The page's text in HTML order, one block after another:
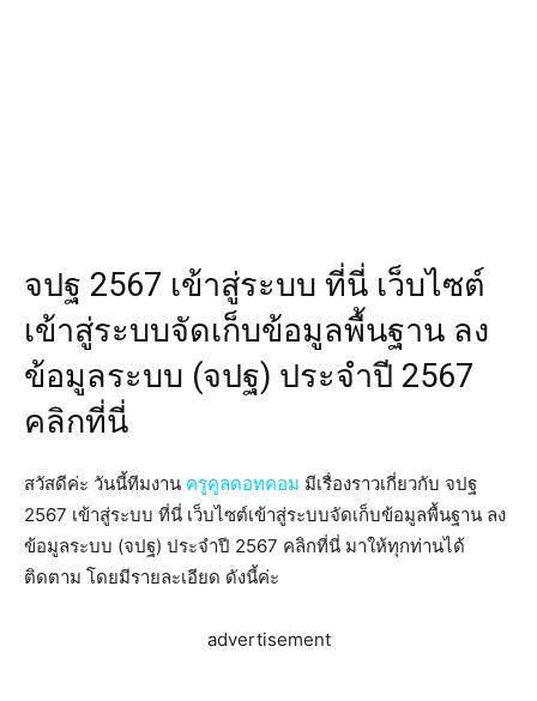
จปฐ 2567 เข้าสู่ระบบ ที่นี่ เว็บไซต์
เข้าสู่ระบบจัดเก็บข้อมูลพื้นฐาน ลง
ข้อมูลระบบ (จปฐ) ประจำปี 2567
คลิกที่นี่
สวัสดีค่ะ วันนี้ทีมงาน ครูคูลดอทคอม มีเรื่องราวเกี่ยวกับ จปฐ
2567 เข้าสู่ระบบ ที่นี่ เว็บไซต์เข้าสู่ระบบจัดเก็บข้อมูลพื้นฐาน ลง
ข้อมูลระบบ (จปฐ) ประจำปี 2567 คลิกที่นี่ มาให้ทุกท่านได้
ติดตาม โดยมีรายละเอียด ดังนี้ค่ะ
advertisement